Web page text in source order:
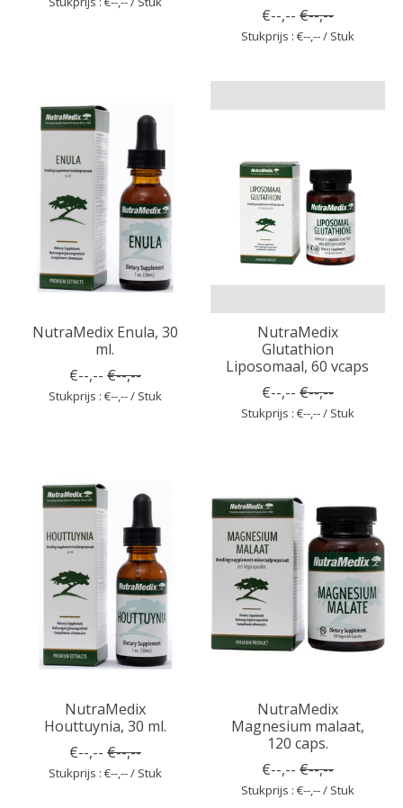
€--,-- €--,--
Stukprijs : €--,-- / Stuk
NutraMedix Enula, 30
ml.
€--,-- €--,--
Stukprijs : €--,-- / Stuk
NutraMedix
Glutathion
Liposomaal, 60 vcaps
€--,-- €--,--
Stukprijs : €--,-- / Stuk
NutraMedix
Houttuynia, 30 ml.
€--,-- €--,--
Stukprijs : €--,-- / Stuk
NutraMedix
Magnesium malaat,
120 caps.
€--,-- €--,--
Stukprijs : €--,-- / Stuk